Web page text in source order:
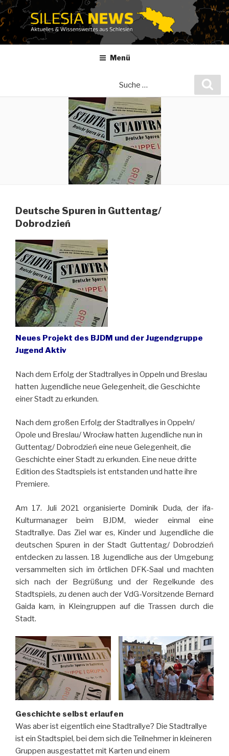
Zum
Inhalt
springen
Menü
Deutsche Spuren in Guttentag/
Dobrodzień
Neues Projekt des BJDM und der Jugendgruppe
Jugend Aktiv
Nach dem Erfolg der Stadtrallyes in Oppeln und Breslau
hatten Jugendliche neue Gelegenheit, die Geschichte
einer Stadt zu erkunden.
Nach dem großen Erfolg der Stadtrallyes in Oppeln/
Opole und Breslau/ Wrocław hatten Jugendliche nun in
Guttentag/ Dobrodzień eine neue Gelegenheit, die
Geschichte einer Stadt zu erkunden. Eine neue dritte
Edition des Stadtspiels ist entstanden und hatte ihre
Premiere.
Am 17. Juli 2021 organisierte Dominik Duda, der ifa-
Kulturmanager beim BJDM, wieder einmal eine
Stadtrallye. Das Ziel war es, Kinder und Jugendliche die
deutschen Spuren in der Stadt Guttentag/ Dobrodzień
entdecken zu lassen. 18 Jugendliche aus der Umgebung
versammelten sich im örtlichen DFK-Saal und machten
sich nach der Begrüßung und der Regelkunde des
Stadtspiels, zu denen auch der VdG-Vorsitzende Bernard
Gaida kam, in Kleingruppen auf die Trassen durch die
Stadt.
Geschichte selbst erlaufen
Was aber ist eigentlich eine Stadtrallye? Die Stadtrallye
ist ein Stadtspiel, bei dem sich die Teilnehmer in kleineren
Gruppen ausgestattet mit Karten und einem